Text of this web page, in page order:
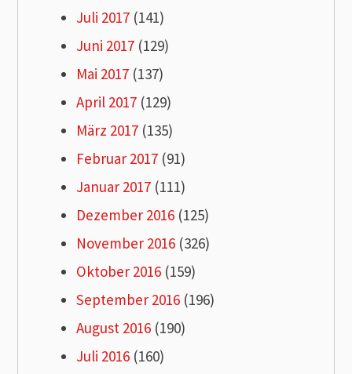
Juli 2017 (141)
Juni 2017 (129)
Mai 2017 (137)
April 2017 (129)
März 2017 (135)
Februar 2017 (91)
Januar 2017 (111)
Dezember 2016 (125)
November 2016 (326)
Oktober 2016 (159)
September 2016 (196)
August 2016 (190)
Juli 2016 (160)